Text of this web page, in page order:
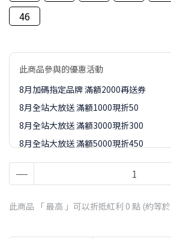
46
此商品參與的優惠活動
8月加碼指定品牌 滿額2000再送券
8月全站大放送 滿額1000現折50
8月全站大放送 滿額3000現折300
8月全站大放送 滿額5000現折450
8月全站大放送 滿額8000現折888
此商品 「 最高 」可以折抵紅利 0 點 (約等於